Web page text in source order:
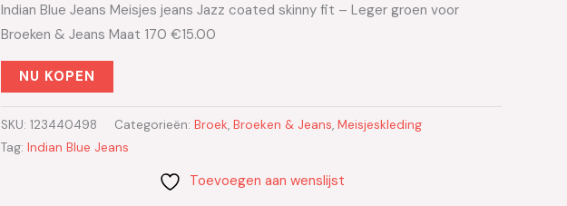
Indian Blue Jeans Meisjes jeans Jazz coated skinny fit – Leger groen voor
Broeken & Jeans Maat 170 €15.00
NU KOPEN
SKU: 123440498 Categorieën: Broek, Broeken & Jeans, Meisjeskleding
Tag: Indian Blue Jeans
Toevoegen aan wenslijst